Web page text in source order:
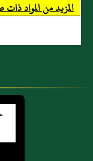
المزيد من المواد